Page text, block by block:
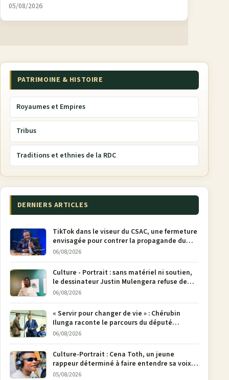
05/08/2026
PATRIMOINE & HISTOIRE
Royaumes et Empires
Tribus
Traditions et ethnies de la RDC
DERNIERS ARTICLES
TikTok dans le viseur du CSAC, une fermeture
envisagée pour contrer la propagande du
M23
06/08/2026
Culture - Portrait : sans matériel ni soutien,
le dessinateur Justin Mulengera refuse de
poser son crayon
06/08/2026
« Servir pour changer de vie » : Chérubin
Ilunga raconte le parcours du député
national Jethro Muyombi Tshimbu en 137
06/08/2026
Culture-Portrait : Cena Toth, un jeune
rappeur déterminé à faire entendre sa voix à
Bunia
05/08/2026